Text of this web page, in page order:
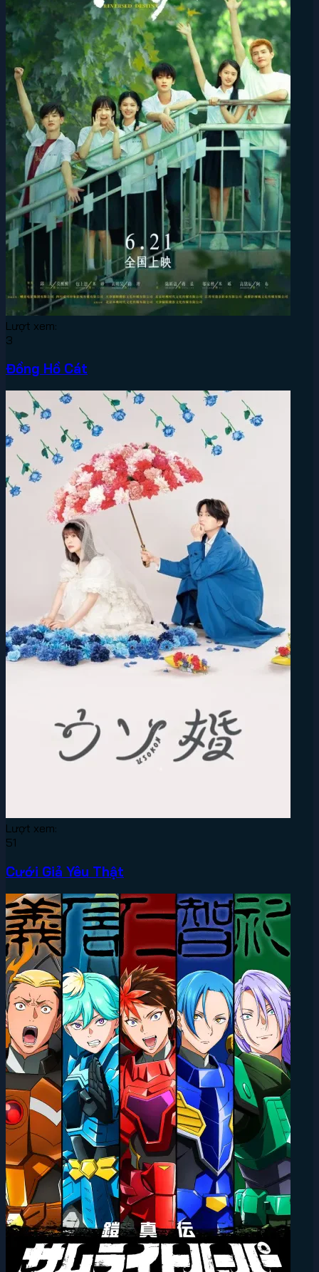
Lượt xem:
3
Đồng Hồ Cát
Lượt xem:
51
Cưới Giả Yêu Thật